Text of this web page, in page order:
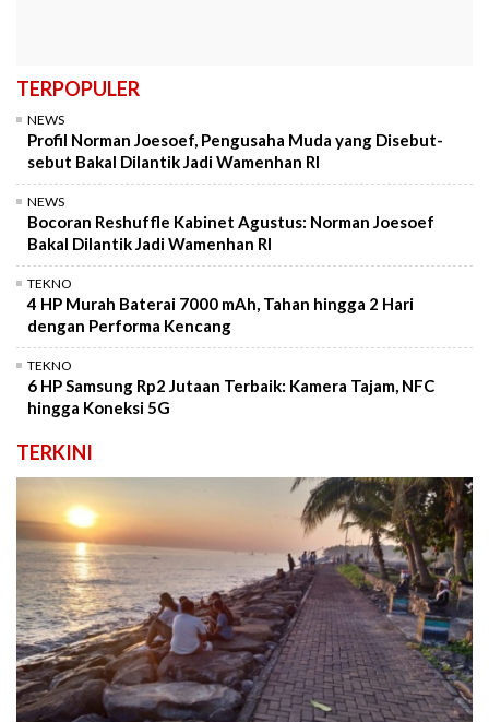
TERPOPULER
NEWS
Profil Norman Joesoef, Pengusaha Muda yang Disebut-
sebut Bakal Dilantik Jadi Wamenhan RI
NEWS
Bocoran Reshuffle Kabinet Agustus: Norman Joesoef
Bakal Dilantik Jadi Wamenhan RI
TEKNO
4 HP Murah Baterai 7000 mAh, Tahan hingga 2 Hari
dengan Performa Kencang
TEKNO
6 HP Samsung Rp2 Jutaan Terbaik: Kamera Tajam, NFC
hingga Koneksi 5G
TERKINI